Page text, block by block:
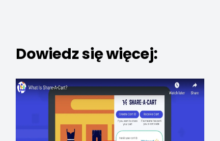
Dowiedz się więcej: